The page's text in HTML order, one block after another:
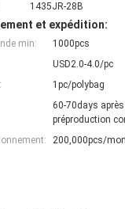
1435JR-28B
et expédition:
min:
1000pcs
USD2.0-4.0/pc
1pc/polybag
60-70days
préproduction
200,000pcs/